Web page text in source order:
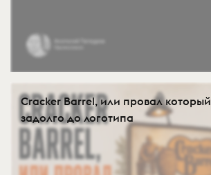
Cracker Barrel, или провал
задолго до логотипа